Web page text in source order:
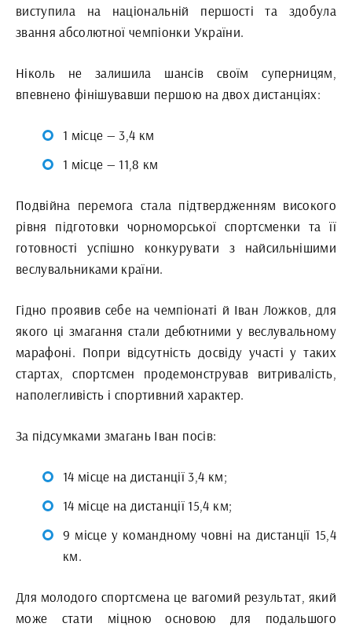
виступила на національній першості та здобула
звання абсолютної чемпіонки України.
Ніколь не залишила шансів своїм суперницям,
впевнено фінішувавши першою на двох дистанціях:
1 місце — 3,4 км
1 місце — 11,8 км
Подвійна перемога стала підтвердженням високого
рівня підготовки чорноморської спортсменки та її
готовності успішно конкурувати з найсильнішими
веслувальниками країни.
Гідно проявив себе на чемпіонаті й Іван Ложков, для
якого ці змагання стали дебютними у веслувальному
марафоні. Попри відсутність досвіду участі у таких
стартах, спортсмен продемонстрував витривалість,
наполегливість і спортивний характер.
За підсумками змагань Іван посів:
14 місце на дистанції 3,4 км;
14 місце на дистанції 15,4 км;
9 місце у командному човні на дистанції 15,4
км.
Для молодого спортсмена це вагомий результат, який
може стати міцною основою для подальшого